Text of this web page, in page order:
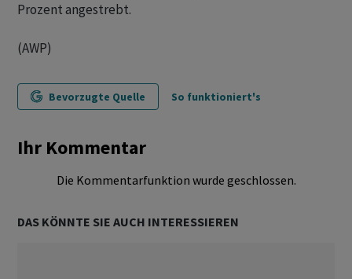
Prozent angestrebt.
(AWP)
Bevorzugte Quelle So funktioniert's
Ihr Kommentar
Die Kommentarfunktion wurde geschlossen.
DAS KÖNNTE SIE AUCH INTERESSIEREN